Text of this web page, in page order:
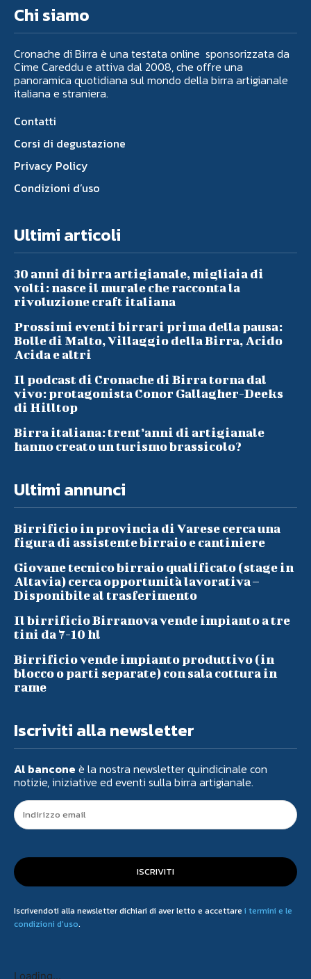
Chi siamo
Cronache di Birra è una testata online sponsorizzata da
Cime Careddu e attiva dal 2008, che offre una
panoramica quotidiana sul mondo della birra artigianale
italiana e straniera.
Contatti
Corsi di degustazione
Privacy Policy
Condizioni d’uso
Ultimi articoli
30 anni di birra artigianale, migliaia di
volti: nasce il murale che racconta la
rivoluzione craft italiana
Prossimi eventi birrari prima della pausa:
Bolle di Malto, Villaggio della Birra, Acido
Acida e altri
Il podcast di Cronache di Birra torna dal
vivo: protagonista Conor Gallagher-Deeks
di Hilltop
Birra italiana: trent’anni di artigianale
hanno creato un turismo brassicolo?
Ultimi annunci
Birrificio in provincia di Varese cerca una
figura di assistente birraio e cantiniere
Giovane tecnico birraio qualificato (stage in
Altavia) cerca opportunità lavorativa –
Disponibile al trasferimento
Il birrificio Birranova vende impianto a tre
tini da 7-10 hl
Birrificio vende impianto produttivo (in
blocco o parti separate) con sala cottura in
rame
Iscriviti alla newsletter
Al bancone è la nostra newsletter quindicinale con
notizie, iniziative ed eventi sulla birra artigianale.
ISCRIVITI
Iscrivendoti alla newsletter dichiari di aver letto e accettare i termini e le
condizioni d'uso.
Loading...